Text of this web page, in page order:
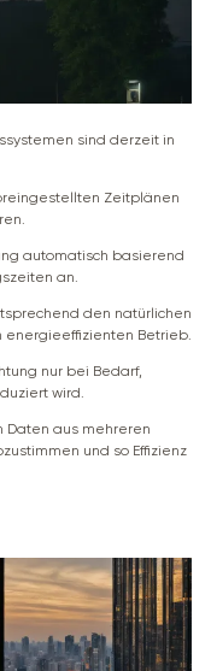
sind derzeit in
Zeitplänen
automatisch basierend
an.
den natürlichen
energieeffizienten Betrieb.
nur bei Bedarf,
wird.
Daten aus mehreren
und so Effizienz